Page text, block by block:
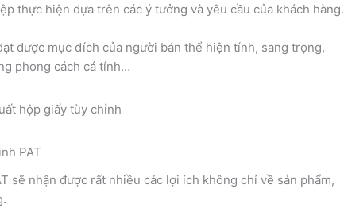
thực hiện dựa trên các ý tưởng và yêu cầu của khách hàng.
được mục đích của người bán thể hiện tính, sang trọng,
phong cách cá tính…
PAT
sẽ nhận được rất nhiều các lợi ích không chỉ về sản phẩm,